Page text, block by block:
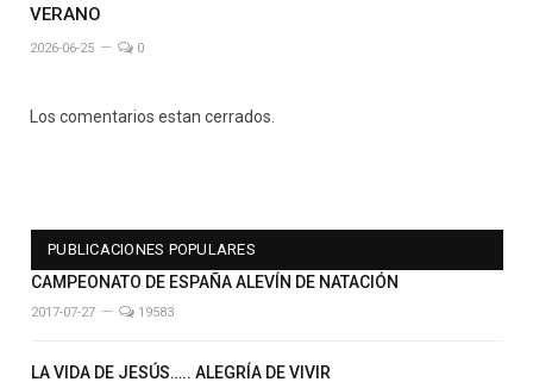
VERANO
2026-06-25 0
Los comentarios estan cerrados.
PUBLICACIONES POPULARES
CAMPEONATO DE ESPAÑA ALEVÍN DE NATACIÓN
2017-07-27 19583
LA VIDA DE JESÚS….. ALEGRÍA DE VIVIR